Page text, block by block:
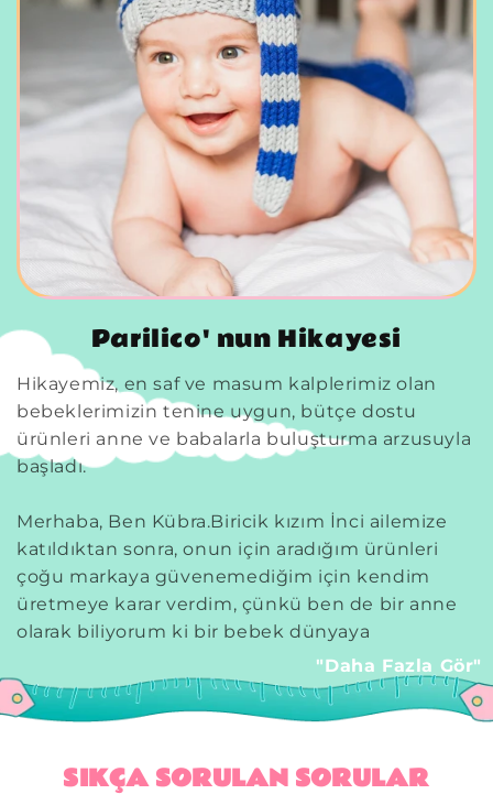
Parilico' nun Hikayesi
Hikayemiz, en saf ve masum kalplerimiz olan
bebeklerimizin tenine uygun, bütçe dostu
ürünleri anne ve babalarla buluşturma arzusuyla
başladı.
Merhaba, Ben Kübra.Biricik kızım İnci ailemize
katıldıktan sonra, onun için aradığım ürünleri
çoğu markaya güvenemediğim için kendim
üretmeye karar verdim, çünkü ben de bir anne
olarak biliyorum ki bir bebek dünyaya
geldiğinde çeşitli hazırlıklar yapılıyor, kendisine
en güzel kumaşlar seçiliyor, özenle korunuyor ve
bebeğimizi korumak için onu sardığımız
İstedim ki ben İncim için ürettiğim hem bebek
"Daha Fazla Gör"
SIKÇA SORULAN SORULAR